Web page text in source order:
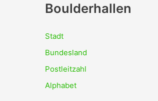
Boulderhallen
Stadt
Bundesland
Postleitzahl
Alphabet